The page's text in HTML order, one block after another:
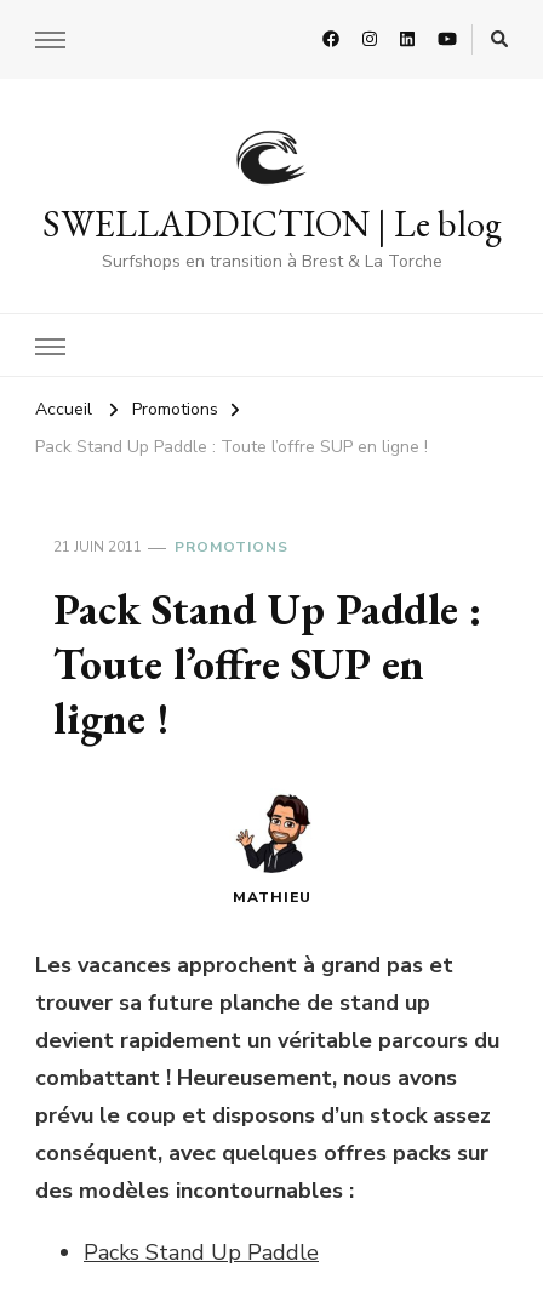
SWELLADDICTION | Le blog
Surfshops en transition à Brest & La Torche
Accueil
Promotions
Pack Stand Up Paddle : Toute l’offre SUP en ligne !
21 JUIN 2011 PROMOTIONS
Pack Stand Up Paddle :
Toute l’offre SUP en
ligne !
MATHIEU
Les vacances approchent à grand pas et
trouver sa future planche de stand up
devient rapidement un véritable parcours du
combattant ! Heureusement, nous avons
prévu le coup et disposons d’un stock assez
conséquent, avec quelques offres packs sur
des modèles incontournables :
Packs Stand Up Paddle